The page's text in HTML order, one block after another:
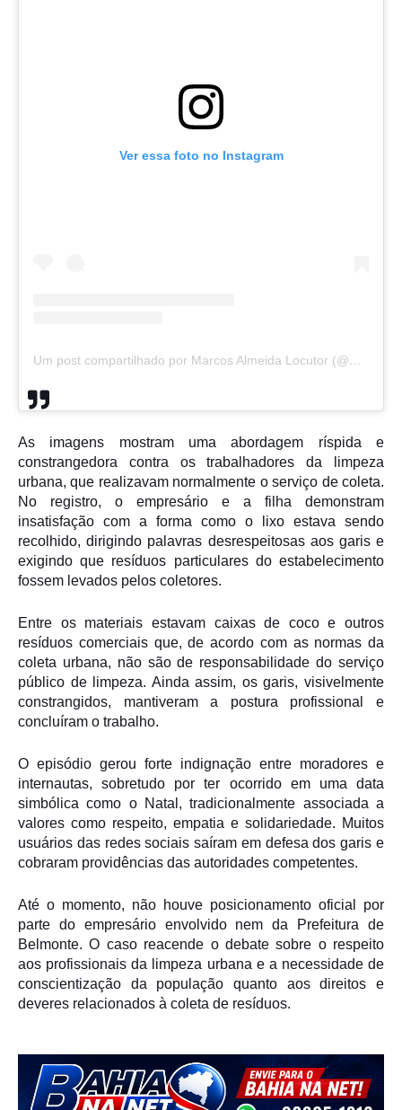
Ver essa foto no Instagram
Um post compartilhado por Marcos Almeida Locutor (@ma.locutor)
As imagens mostram uma abordagem ríspida e
constrangedora contra os trabalhadores da limpeza
urbana, que realizavam normalmente o serviço de coleta.
No registro, o empresário e a filha demonstram
insatisfação com a forma como o lixo estava sendo
recolhido, dirigindo palavras desrespeitosas aos garis e
exigindo que resíduos particulares do estabelecimento
fossem levados pelos coletores.
Entre os materiais estavam caixas de coco e outros
resíduos comerciais que, de acordo com as normas da
coleta urbana, não são de responsabilidade do serviço
público de limpeza. Ainda assim, os garis, visivelmente
constrangidos, mantiveram a postura profissional e
concluíram o trabalho.
O episódio gerou forte indignação entre moradores e
internautas, sobretudo por ter ocorrido em uma data
simbólica como o Natal, tradicionalmente associada a
valores como respeito, empatia e solidariedade. Muitos
usuários das redes sociais saíram em defesa dos garis e
cobraram providências das autoridades competentes.
Até o momento, não houve posicionamento oficial por
parte do empresário envolvido nem da Prefeitura de
Belmonte. O caso reacende o debate sobre o respeito
aos profissionais da limpeza urbana e a necessidade de
conscientização da população quanto aos direitos e
deveres relacionados à coleta de resíduos.